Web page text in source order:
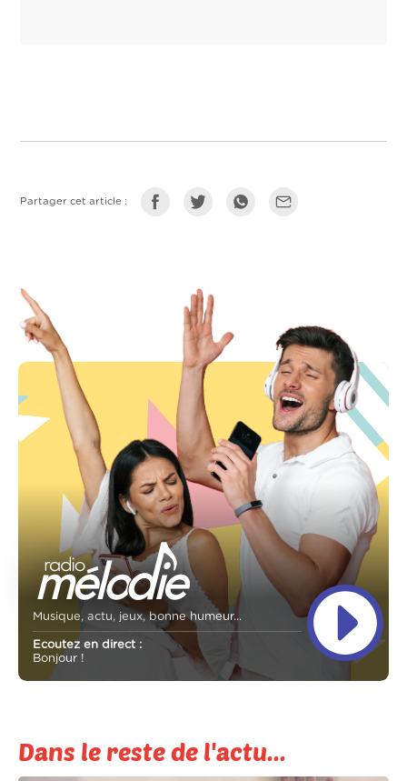
Partager cet article :
Musique, actu, jeux, bonne humeur...
Ecoutez en direct :
Bonjour !
Dans le reste de l'actu...